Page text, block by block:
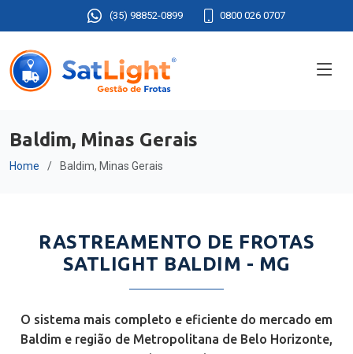
(35) 98852-0899 0800 026 0707
Baldim, Minas Gerais
Home Baldim, Minas Gerais
RASTREAMENTO DE FROTAS
SATLIGHT BALDIM - MG
O sistema mais completo e eficiente do mercado em
Baldim e região de Metropolitana de Belo Horizonte,